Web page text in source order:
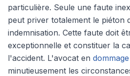
particulière. Seule une faute
peut priver totalement le piéton
indemnisation. Cette faute doit
exceptionnelle et constituer la
l'accident. L'avocat en
minutieusement les